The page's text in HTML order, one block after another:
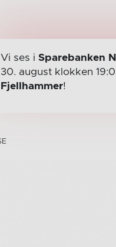
Vi ses i Sparebanken
30. august klokken
Fjellhammer!